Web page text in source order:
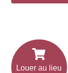
Louer au lieu